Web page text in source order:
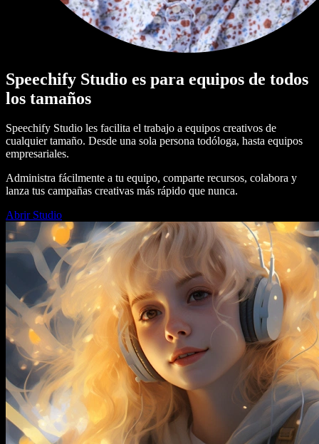
Speechify Studio es para equipos de todos
los tamaños
Speechify Studio les facilita el trabajo a equipos creativos de
cualquier tamaño. Desde una sola persona todóloga, hasta equipos
empresariales.
Administra fácilmente a tu equipo, comparte recursos, colabora y
lanza tus campañas creativas más rápido que nunca.
Abrir Studio